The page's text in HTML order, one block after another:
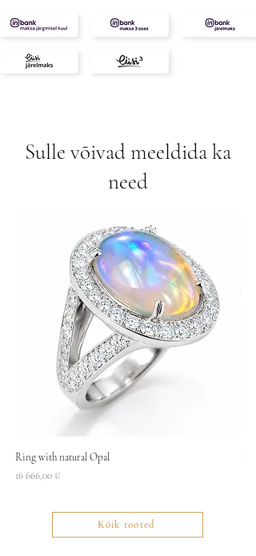
Sulle võivad meeldida ka
need
Ring with natural Opal
Price
16 666,00 €
Kõik tooted